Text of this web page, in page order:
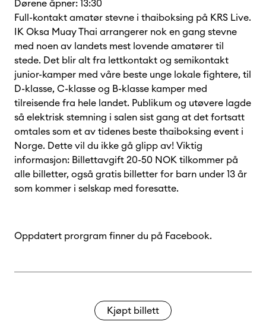
Dørene åpner: 13:30
Full-kontakt amatør stevne i thaiboksing på KRS Live.
IK Oksa Muay Thai arrangerer nok en gang stevne
med noen av landets mest lovende amatører til
stede. Det blir alt fra lettkontakt og semikontakt
junior-kamper med våre beste unge lokale fightere, til
D-klasse, C-klasse og B-klasse kamper med
tilreisende fra hele landet. Publikum og utøvere lagde
så elektrisk stemning i salen sist gang at det fortsatt
omtales som et av tidenes beste thaiboksing event i
Norge. Dette vil du ikke gå glipp av! Viktig
informasjon: Billettavgift 20-50 NOK tilkommer på
alle billetter, også gratis billetter for barn under 13 år
som kommer i selskap med foresatte.
Oppdatert prorgram finner du på Facebook.
Kjøpt billett